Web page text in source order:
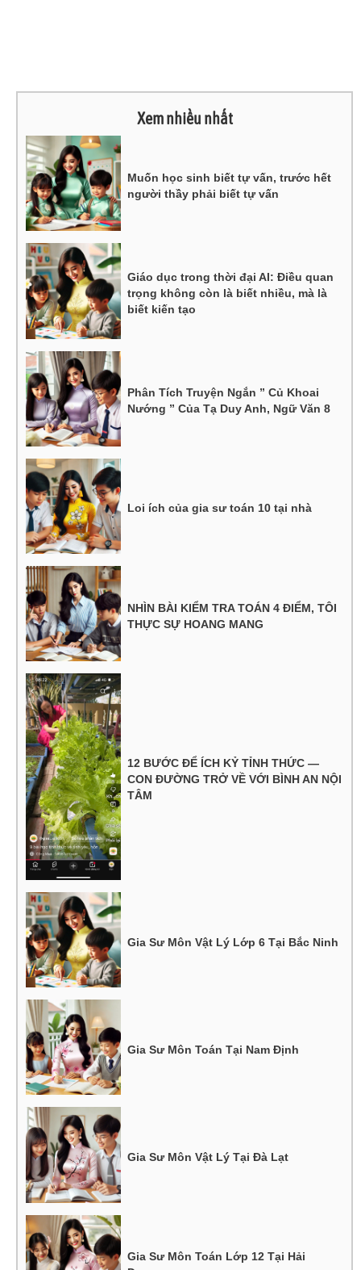
Xem nhiều nhất
Muốn học sinh biết tự vấn, trước hết
người thầy phải biết tự vấn
Giáo dục trong thời đại AI: Điều quan
trọng không còn là biết nhiều, mà là
biết kiến tạo
Phân Tích Truyện Ngắn ” Củ Khoai
Nướng ” Của Tạ Duy Anh, Ngữ Văn 8
Loi ích của gia sư toán 10 tại nhà
NHÌN BÀI KIỂM TRA TOÁN 4 ĐIỂM, TÔI
THỰC SỰ HOANG MANG
12 BƯỚC ĐỂ ÍCH KỶ TỈNH THỨC —
CON ĐƯỜNG TRỞ VỀ VỚI BÌNH AN NỘI
TÂM
Gia Sư Môn Vật Lý Lớp 6 Tại Bắc Ninh
Gia Sư Môn Toán Tại Nam Định
Gia Sư Môn Vật Lý Tại Đà Lạt
Gia Sư Môn Toán Lớp 12 Tại Hải